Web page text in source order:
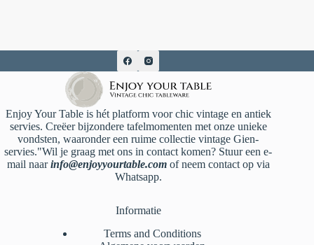
Enjoy Your Table is hét platform voor chic vintage en antiek
servies. Creëer bijzondere tafelmomenten met onze unieke
vondsten, waaronder een ruime collectie vintage Gien-
servies."Wil je graag met ons in contact komen? Stuur een e-
mail naarinfo@enjoyyourtable.comof neem contact op via
Whatsapp.
Informatie
Terms and Conditions